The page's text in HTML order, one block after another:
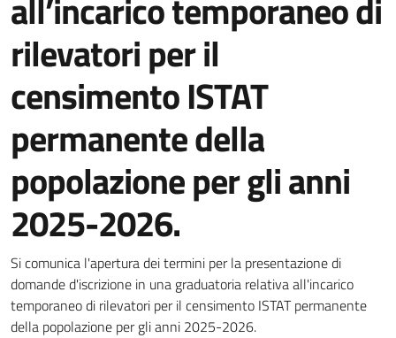
all’incarico temporaneo di
rilevatori per il
censimento ISTAT
permanente della
popolazione per gli anni
2025-2026.
Dettagli della notizia
Si comunica l'apertura dei termini per la presentazione di
domande d'iscrizione in una graduatoria relativa all'incarico
temporaneo di rilevatori per il censimento ISTAT permanente
della popolazione per gli anni 2025-2026.